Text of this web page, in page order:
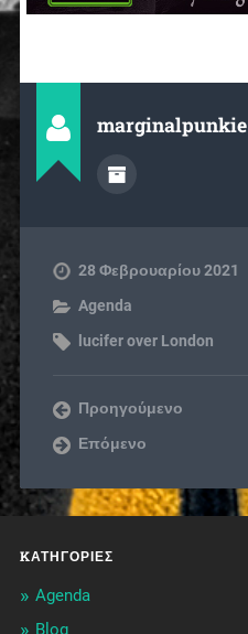
marginalpunkie
28 Φεβρουαρίου 2021
Agenda
lucifer over London
Προηγούμενο
Επόμενο
KΑΤΗΓΟΡΊΕΣ
Agenda
Blog